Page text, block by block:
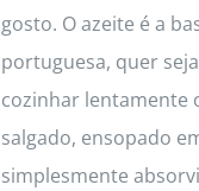
gosto. O azeite é a
portuguesa, quer
cozinhar lentamente
salgado, ensopado
simplesmente